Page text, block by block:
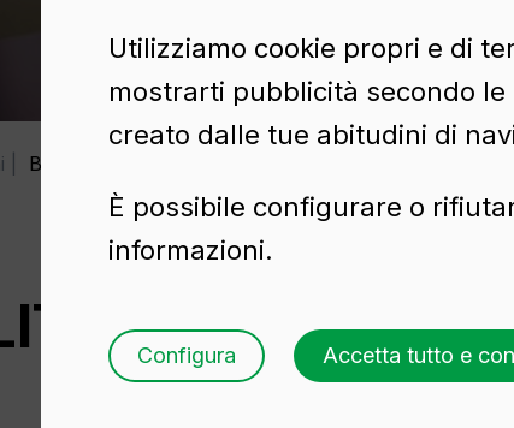
BD ELITE 75 CL
75 CL
Utilizziamo cookie propri e di
mostrarti pubblicità secondo
creato dalle tue abitudini di
È possibile configurare o
informazioni.
Configura Accetta tutto e